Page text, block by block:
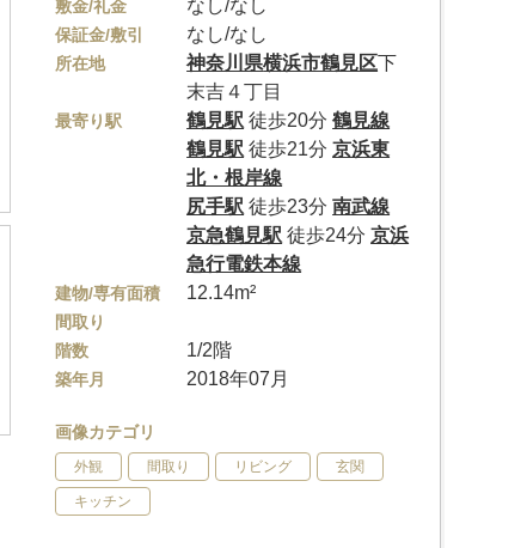
敷金/礼金 なし/なし
保証金/敷引 なし/なし
所在地 神奈川県横浜市鶴見区下
末吉４丁目
最寄り駅 鶴見駅 徒歩20分鶴見線
鶴見駅 徒歩21分京浜東
北・根岸線
尻手駅 徒歩23分南武線
京急鶴見駅 徒歩24分京浜
急行電鉄本線
建物/専有面積 12.14m²
間取り
階数
1/2階
築年月 2018年07月
画像カテゴリ
外観 間取り リビング 玄関
キッチン